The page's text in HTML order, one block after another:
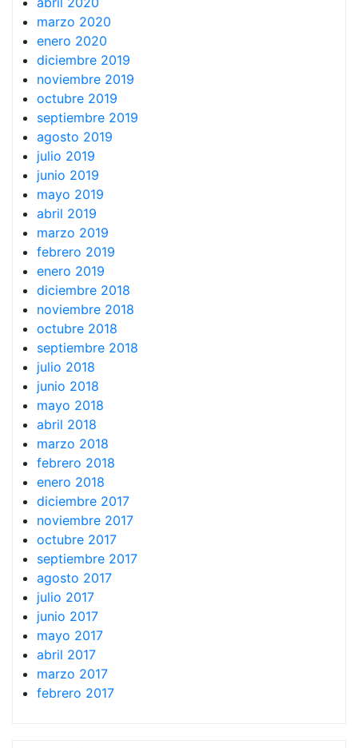
marzo 2020
enero 2020
diciembre 2019
noviembre 2019
octubre 2019
septiembre 2019
agosto 2019
julio 2019
junio 2019
mayo 2019
abril 2019
marzo 2019
febrero 2019
enero 2019
diciembre 2018
noviembre 2018
octubre 2018
septiembre 2018
julio 2018
junio 2018
mayo 2018
abril 2018
marzo 2018
febrero 2018
enero 2018
diciembre 2017
noviembre 2017
octubre 2017
septiembre 2017
agosto 2017
julio 2017
junio 2017
mayo 2017
abril 2017
marzo 2017
febrero 2017